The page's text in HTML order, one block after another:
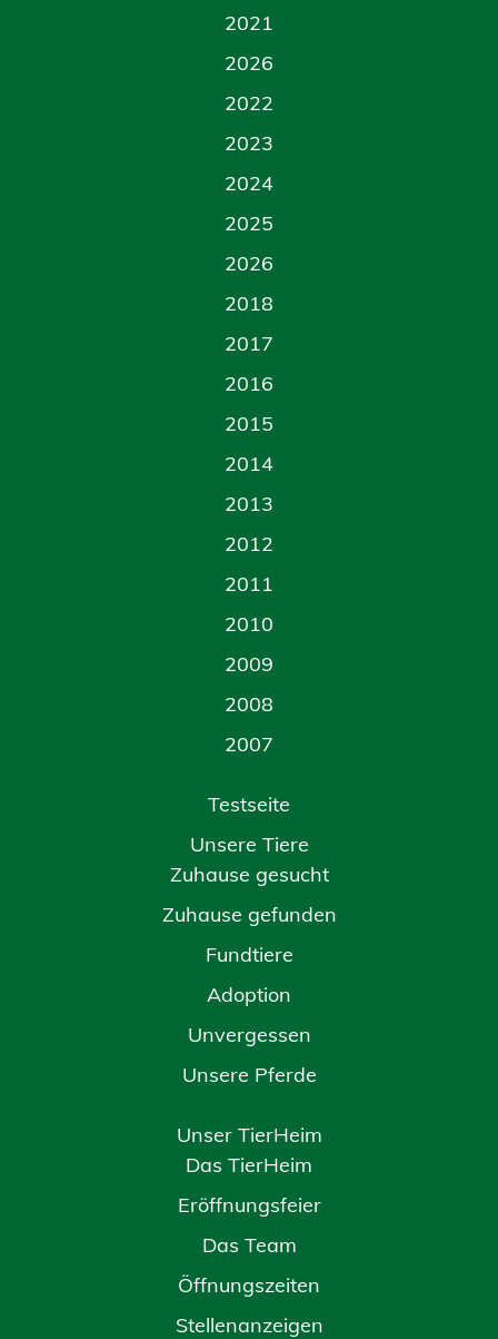
2021
2026
2022
2023
2024
2025
2026
2018
2017
2016
2015
2014
2013
2012
2011
2010
2009
2008
2007
Testseite
Unsere Tiere
Zuhause gesucht
Zuhause gefunden
Fundtiere
Adoption
Unvergessen
Unsere Pferde
Unser TierHeim
Das TierHeim
Eröffnungsfeier
Das Team
Öffnungszeiten
Stellenanzeigen